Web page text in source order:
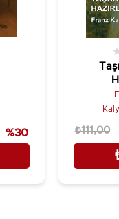
%30 ₺111,00